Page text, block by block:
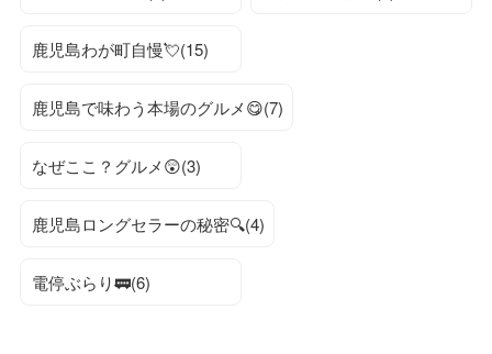
鹿児島わが町自慢💘(15)
鹿児島で味わう本場のグルメ😋(7)
なぜここ？グルメ😲(3)
鹿児島ロングセラーの秘密🔍(4)
電停ぶらり🚃(6)